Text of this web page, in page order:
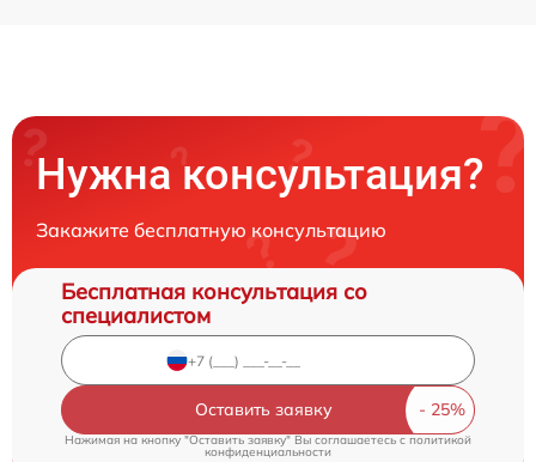
Нужна консультация?
Закажите бесплатную консультацию
Бесплатная консультация со
специалистом
Оставить заявку
Нажимая на кнопку "Оставить заявку" Вы соглашаетесь c политикой
конфиденциальности